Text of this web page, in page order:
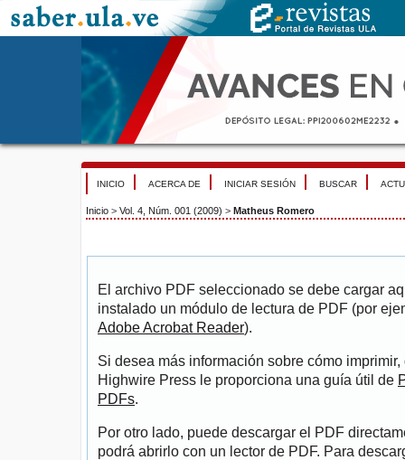
INICIO ACERCA DE INICIAR SESIÓN BUSCAR
Inicio > Vol. 4, Núm. 001 (2009) > Matheus Romero
El archivo PDF seleccionado se debe cargar
instalado un módulo de lectura de PDF (por
Adobe Acrobat Reader).
Si desea más información sobre cómo
Highwire Press le proporciona una guía útil de
PDFs.
Por otro lado, puede descargar el PDF
podrá abrirlo con un lector de PDF. Para